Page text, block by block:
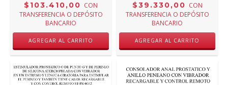
$103.410,00 CON
TRANSFERENCIA O DEPÓSITO
BANCARIO
$39.330,00 CON
TRANSFERENCIA O DEPÓSITO
BANCARIO